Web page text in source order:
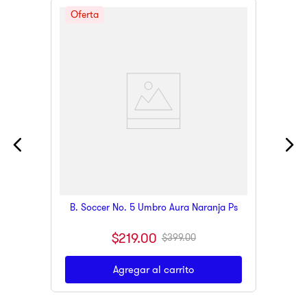
B. Soccer No. 5 Umbro Aura Naranja Ps
$219.00 $399.00
Agregar al carrito